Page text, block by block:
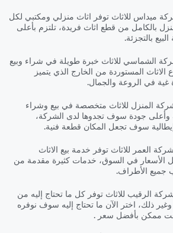
ميداس للاثاث توفر اثاث منزلي ومكتبي لكل
بالكامل من قطع اثاث فريدة، تلتزم بأعلى
بالتجزئة.
الشماسي للاثاث خبرة طويلة في شراء وبيع
الاثاث المستوردة من الخارج الذي يتميز
في الروعة والجمال.
المنزل للاثاث متخصصة في بيع وشراء
وأعلى جودة سوف تجدوها لدى الشركة،
سوف تجعل المكان قطعة فنية.
العمر للاثاث توفر خدمة بيع الاثاث
الأسعار في السوق، خدمات كثيرة مقدمة من
جميع الأطراف.
الرقيب للاثاث توفر كل ما تحتاج إليه من
ذلك، اختر الآن ما تحتاج إليه سوف نوفره
ممكن بأفضل سعر .